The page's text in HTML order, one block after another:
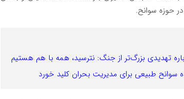
حوزه سوانح.
تهدیدی بزرگ‌تر از جنگ: نترسید، همه با هم هستیم
طبیعی برای مدیریت بحران کلید خورد